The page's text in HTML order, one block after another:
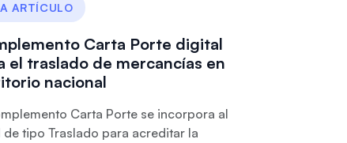
ARTÍCULO
Carta Porte digital
el traslado de mercancías en
nacional
Carta Porte se incorpora al
de tipo Traslado para acreditar la